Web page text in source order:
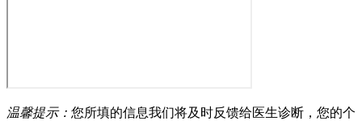
温馨提示： 您所填的信息我们将及时反馈给医生诊断，您的个